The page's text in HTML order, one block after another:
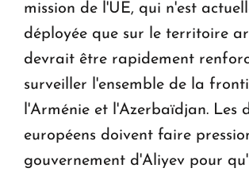
mission de l'UE, qui n'est
déployée que sur le territoire
devrait être rapidement
surveiller l'ensemble de la
l'Arménie et l'Azerbaïdjan. Les
européens doivent faire
gouvernement d'Aliyev pour